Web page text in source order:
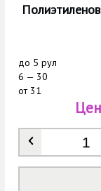
до 5 рул
6 — 30
от31